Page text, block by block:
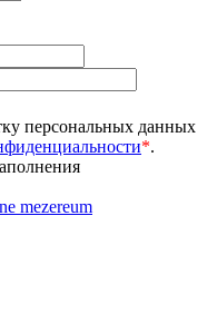
персональных данных
*.
mezereum